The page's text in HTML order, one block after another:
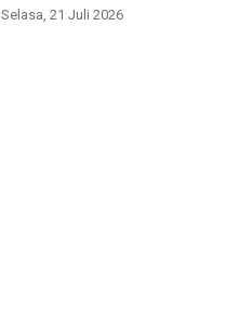
Selasa, 21 Juli 2026